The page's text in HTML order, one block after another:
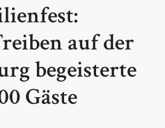
auf der
begeisterte
Gäste